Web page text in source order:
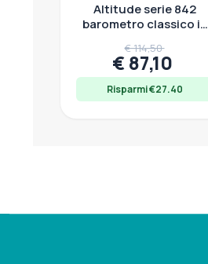
Altitude serie 842
barometro classico in
€ 114,50
€ 87,10
Risparmi €27.40